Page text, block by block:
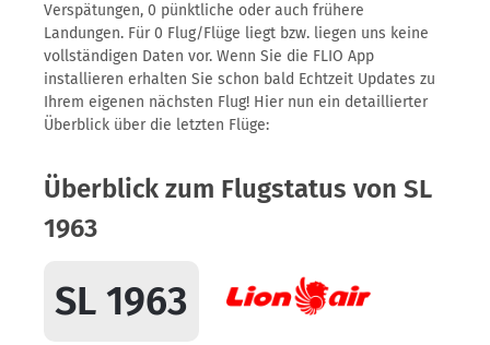
Verspätungen, 0 pünktliche oder auch frühere
Landungen. Für 0 Flug/Flüge liegt bzw. liegen uns keine
vollständigen Daten vor. Wenn Sie die FLIO App
installieren erhalten Sie schon bald Echtzeit Updates zu
Ihrem eigenen nächsten Flug! Hier nun ein detaillierter
Überblick über die letzten Flüge:
Überblick zum Flugstatus von SL
1963
SL 1963